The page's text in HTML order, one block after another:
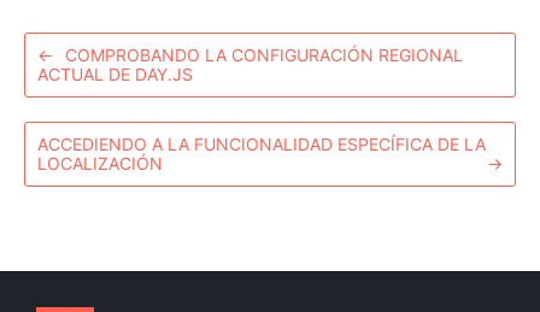
←
COMPROBANDO LA CONFIGURACIÓN REGIONAL
ACTUAL DE DAY.JS
ACCEDIENDO A LA FUNCIONALIDAD ESPECÍFICA DE LA
LOCALIZACIÓN
→